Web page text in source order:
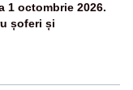
1 octombrie 2026.
șoferi și